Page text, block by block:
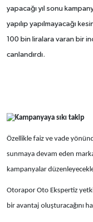
yapacağı yıl sonu
yapılıp yapılmayacağı
100 bin liralara varan bir
canlandırdı.
Kampanyaya sıkı takip
Özellikle faiz ve vade
sunmaya devam eden
kampanyalar
Otorapor Oto Ekspertiz
bir avantaj oluşturacağını